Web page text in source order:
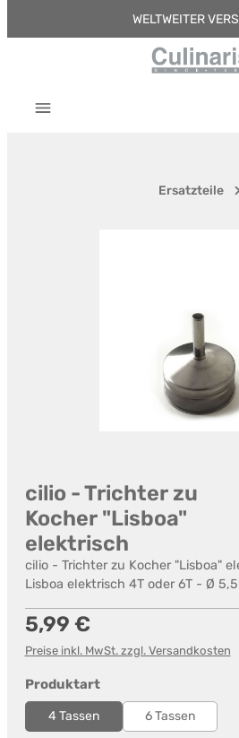
Zum Hauptinhalt springen
WELTWEITER
Ersatzteile
cilio - Trichter zu
Kocher "Lisboa"
elektrisch
cilio - Trichter zu Kocher "Lisboa"
Lisboa elektrisch 4T oder 6T - Ø
Regulärer Preis:
5,99 €
Preise inkl. MwSt. zzgl. Versandkosten
Produktartauswählen
4 Tassen 6 Tassen